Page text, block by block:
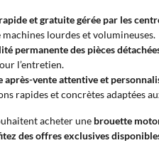
et gratuite gérée par les
machines lourdes et volumineuses.
permanente des pièces
l’entretien.
après-vente attentive et
rapides et concrètes adaptées
acheter une brouette
des offres exclusives